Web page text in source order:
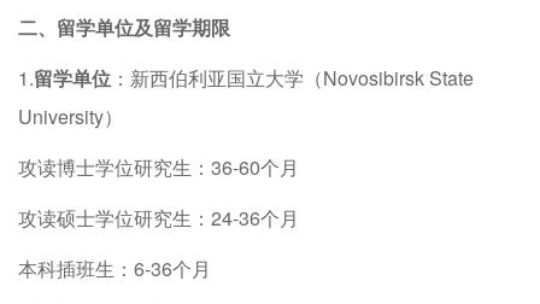
二、留学单位及留学期限
1.留学单位 ：新西伯利亚国立大学（Novosibirsk State
University）
攻读博士学位研究生：36-60个月
攻读硕士学位研究生：24-36个月
本科插班生：6-36个月